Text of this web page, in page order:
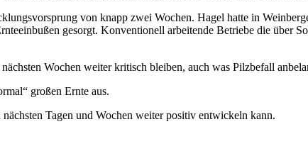
von knapp zwei Wochen. Hagel hatte in
gesorgt. Konventionell arbeitende Betriebe die über
Wochen weiter kritisch bleiben, auch was Pilzbefall
großen Ernte aus.
Tagen und Wochen weiter positiv entwickeln kann.